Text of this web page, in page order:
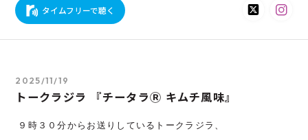
タイムフリーで聴く
2025/11/19
トークラジラ 『チータラⓇ キムチ風味』
９時３０分からお送りしているトークラジラ、